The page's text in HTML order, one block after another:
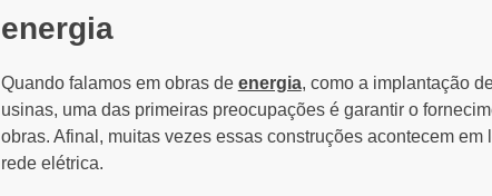
energia
Quando falamos em obras de energia, como a implantação
usinas, uma das primeiras preocupações é garantir o
obras. Afinal, muitas vezes essas construções acontecem
rede elétrica.